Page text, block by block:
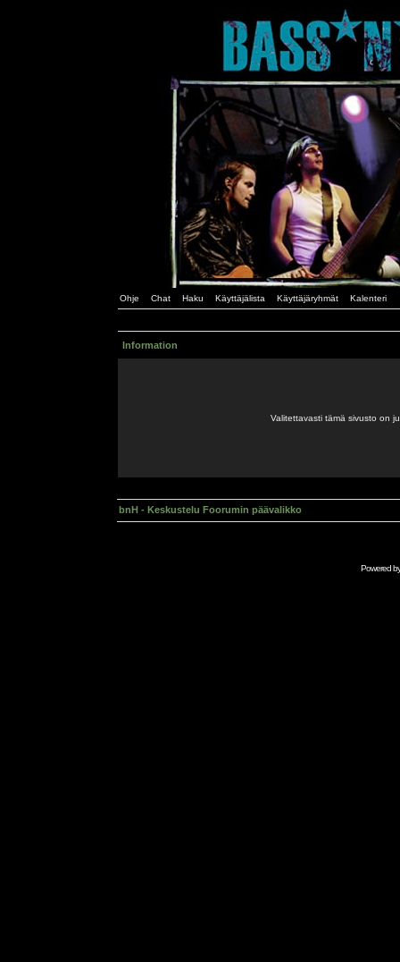
Ohje Chat Haku Käyttäjälista Käyttäjäryhmät Kalenteri
Information
Valitettavasti tämä sivusto on
bnH - Keskustelu Foorumin päävalikko
Powered